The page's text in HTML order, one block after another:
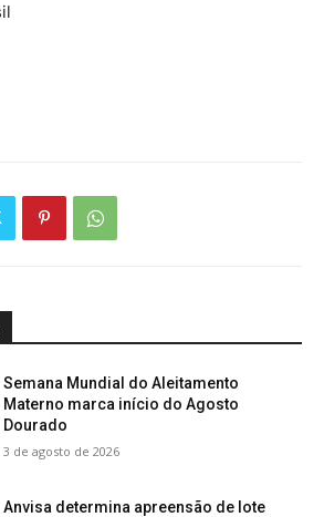
Semana Mundial do Aleitamento
Materno marca início do Agosto
Dourado
3 de agosto de 2026
Anvisa determina apreensão de lote